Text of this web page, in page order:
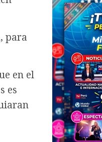
para
en el
es